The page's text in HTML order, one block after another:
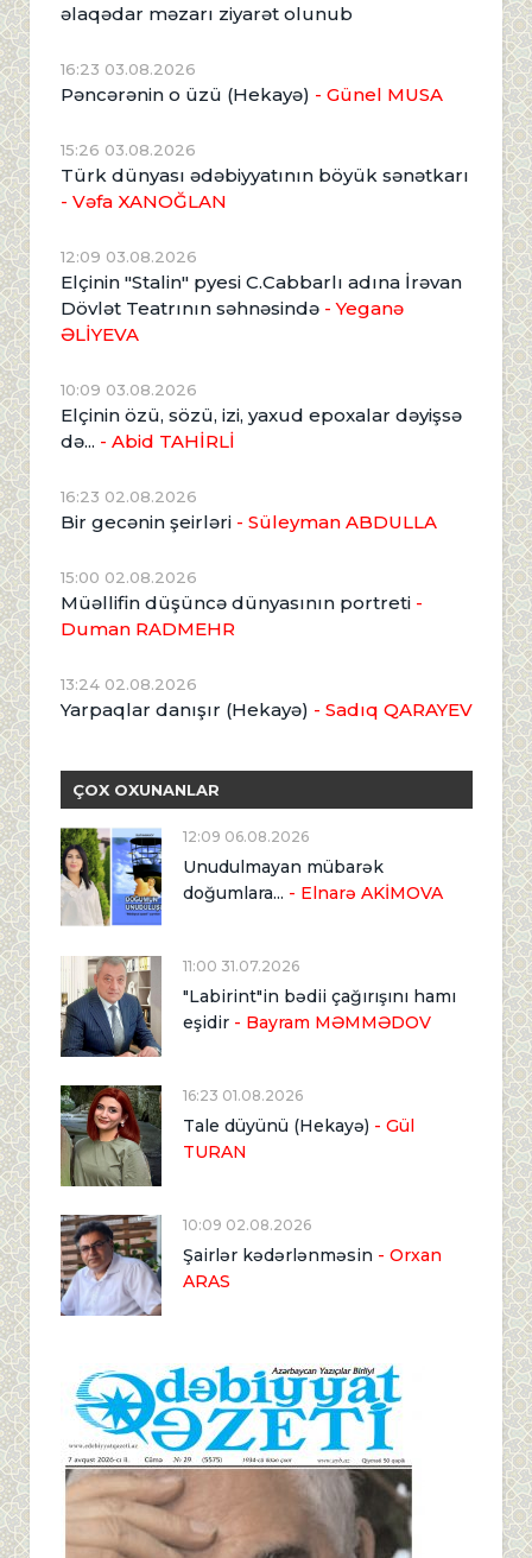
əlaqədar məzarı ziyarət olunub
16:23 03.08.2026
Pəncərənin o üzü (Hekayə) - Günel MUSA
15:26 03.08.2026
Türk dünyası ədəbiyyatının böyük sənətkarı
- Vəfa XANOĞLAN
12:09 03.08.2026
Elçinin "Stalin" pyesi C.Cabbarlı adına İrəvan
Dövlət Teatrının səhnəsində - Yeganə
ƏLİYEVA
10:09 03.08.2026
Elçinin özü, sözü, izi, yaxud epoxalar dəyişsə
də... - Abid TAHİRLİ
16:23 02.08.2026
Bir gecənin şeirləri - Süleyman ABDULLA
15:00 02.08.2026
Müəllifin düşüncə dünyasının portreti -
Duman RADMEHR
13:24 02.08.2026
Yarpaqlar danışır (Hekayə) - Sadıq QARAYEV
ÇOX OXUNANLAR
12:09 06.08.2026
Unudulmayan mübarək
doğumlara... - Elnarə AKİMOVA
11:00 31.07.2026
"Labirint"in bədii çağırışını hamı
eşidir - Bayram MƏMMƏDOV
16:23 01.08.2026
Tale düyünü (Hekayə) - Gül
TURAN
10:09 02.08.2026
Şairlər kədərlənməsin - Orxan
ARAS